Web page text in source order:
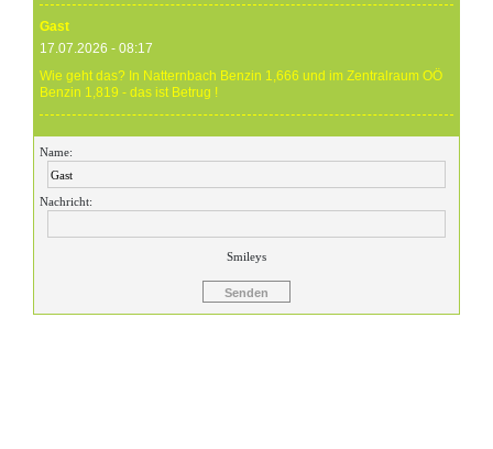
Gast
17.07.2026 - 08:17
Wie geht das? In Natternbach Benzin 1,666 und im Zentralraum OÖ
Benzin 1,819 - das ist Betrug !
Gast
17.07.2026 - 07:05
Eure Preise eher Märchenstunde :-) Vorort nix zu sehen !
24.06.26 20.00 Uhr OMV Attnang: Der hier angegebene Dieselpreis
mit 1,699 ist aktuell ein viel höherer....
Name:
Nachricht:
Smileys